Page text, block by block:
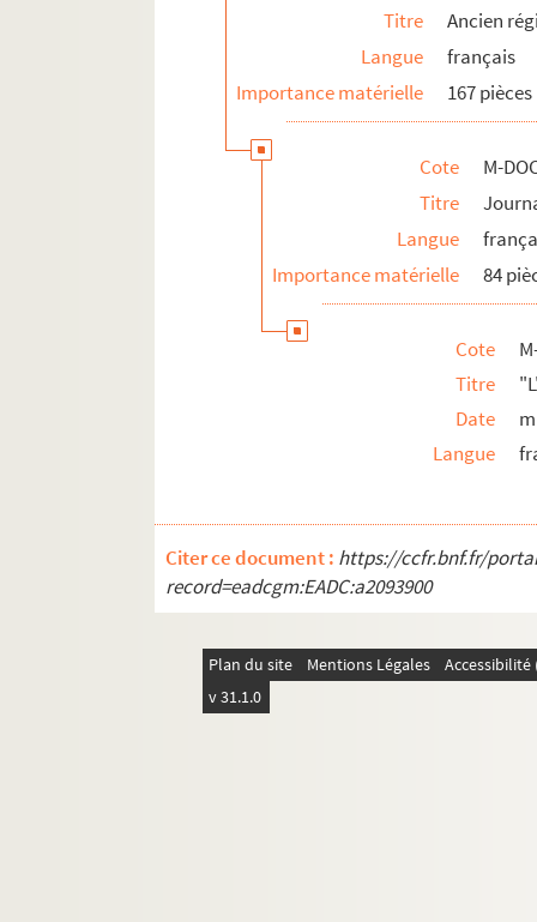
Titre
Ancien
Langue
français
Importance matérielle
167 pièces
Cote
M-
Titre
Langue
Importance matérielle
84
Cote
Titre
Date
Langue
Citer ce document : https://ccfr.bnf.fr/
record=eadcgm:EADC:a2093900
Plan du site Mentions Légales
v 31.1.0